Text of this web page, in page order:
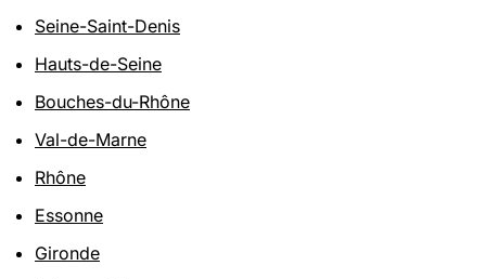
Seine-Saint-Denis
Hauts-de-Seine
Bouches-du-Rhône
Val-de-Marne
Rhône
Essonne
Gironde